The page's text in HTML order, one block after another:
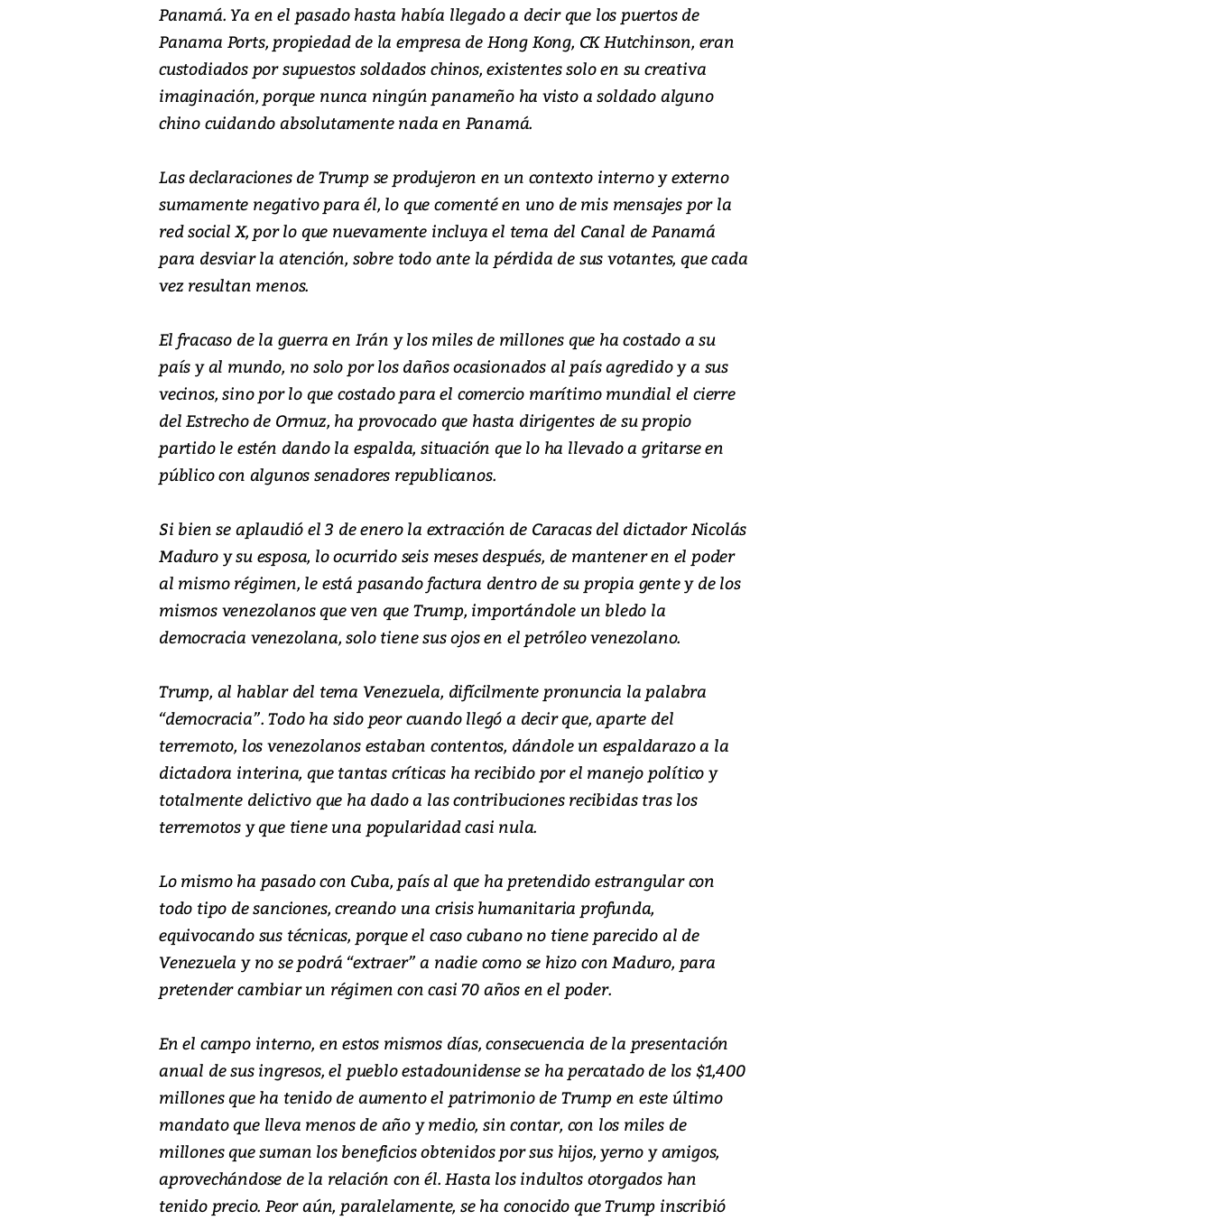
Panamá. Ya en el pasado hasta había llegado a decir que los puertos de
Panama Ports, propiedad de la empresa de Hong Kong, CK Hutchinson, eran
custodiados por supuestos soldados chinos, existentes solo en su creativa
imaginación, porque nunca ningún panameño ha visto a soldado alguno
chino cuidando absolutamente nada en Panamá.
Las declaraciones de Trump se produjeron en un contexto interno y externo
sumamente negativo para él, lo que comenté en uno de mis mensajes por la
red social X, por lo que nuevamente incluya el tema del Canal de Panamá
para desviar la atención, sobre todo ante la pérdida de sus votantes, que cada
vez resultan menos.
El fracaso de la guerra en Irán y los miles de millones que ha costado a su
país y al mundo, no solo por los daños ocasionados al país agredido y a sus
vecinos, sino por lo que costado para el comercio marítimo mundial el cierre
del Estrecho de Ormuz, ha provocado que hasta dirigentes de su propio
partido le estén dando la espalda, situación que lo ha llevado a gritarse en
público con algunos senadores republicanos.
Si bien se aplaudió el 3 de enero la extracción de Caracas del dictador Nicolás
Maduro y su esposa, lo ocurrido seis meses después, de mantener en el poder
al mismo régimen, le está pasando factura dentro de su propia gente y de los
mismos venezolanos que ven que Trump, importándole un bledo la
democracia venezolana, solo tiene sus ojos en el petróleo venezolano.
Trump, al hablar del tema Venezuela, difícilmente pronuncia la palabra
“democracia”. Todo ha sido peor cuando llegó a decir que, aparte del
terremoto, los venezolanos estaban contentos, dándole un espaldarazo a la
dictadora interina, que tantas críticas ha recibido por el manejo político y
totalmente delictivo que ha dado a las contribuciones recibidas tras los
terremotos y que tiene una popularidad casi nula.
Lo mismo ha pasado con Cuba, país al que ha pretendido estrangular con
todo tipo de sanciones, creando una crisis humanitaria profunda,
equivocando sus técnicas, porque el caso cubano no tiene parecido al de
Venezuela y no se podrá “extraer” a nadie como se hizo con Maduro, para
pretender cambiar un régimen con casi 70 años en el poder.
En el campo interno, en estos mismos días, consecuencia de la presentación
anual de sus ingresos, el pueblo estadounidense se ha percatado de los $1,400
millones que ha tenido de aumento el patrimonio de Trump en este último
mandato que lleva menos de año y medio, sin contar, con los miles de
millones que suman los beneficios obtenidos por sus hijos, yerno y amigos,
aprovechándose de la relación con él. Hasta los indultos otorgados han
tenido precio. Peor aún, paralelamente, se ha conocido que Trump inscribió